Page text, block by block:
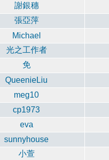
謝銀穗
張亞萍
Michael
光之工作者
免
QueenieLiu
meg10
cp1973
eva
sunnyhouse
小萱